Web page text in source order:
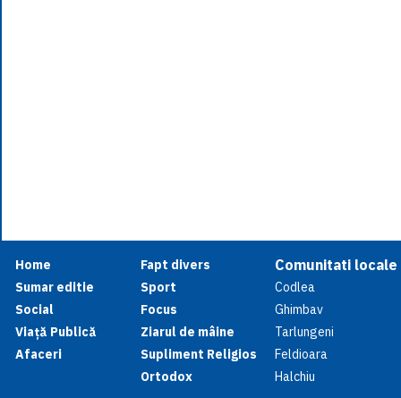
Home
Sumar editie
Social
Viață Publică
Afaceri
Fapt divers
Sport
Focus
Ziarul de mâine
Supliment Religios
Ortodox
Comunitati locale
Codlea
Ghimbav
Tarlungeni
Feldioara
Halchiu